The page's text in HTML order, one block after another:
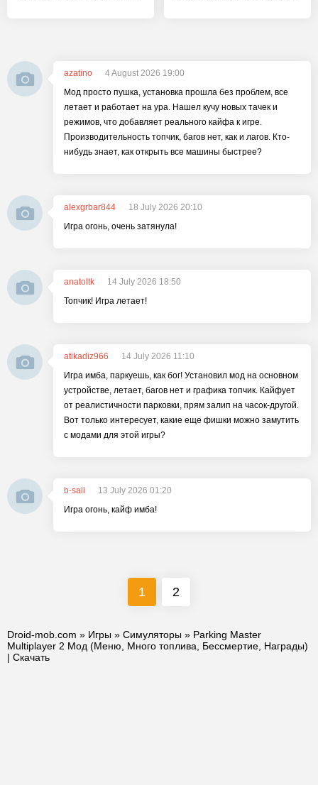
azatino
4 August 2026 19:00
Мод просто пушка, установка прошла без проблем, все
летает и работает на ура. Нашел кучу новых тачек и
режимов, что добавляет реального кайфа к игре.
Производительность топчик, багов нет, как и лагов. Кто-
нибудь знает, как открыть все машины быстрее?
alexgrbar844
18 July 2026 20:10
Игра огонь, очень затянула!
anatoltk
14 July 2026 18:50
Топчик! Игра летает!
atikadiz966
14 July 2026 11:10
Игра имба, паркуешь, как бог! Установил мод на основном
устройстве, летает, багов нет и графика топчик. Кайфует
от реалистичности парковки, прям залип на часок-другой.
Вот только интересует, какие еще фишки можно замутить
с модами для этой игры?
b-sali
13 July 2026 01:20
Игра огонь, кайф имба!
1 2
Droid-mob.com » Игры » Симуляторы » Parking Master
Multiplayer 2 Мод (Меню, Много топлива, Бессмертие, Награды)
| Скачать